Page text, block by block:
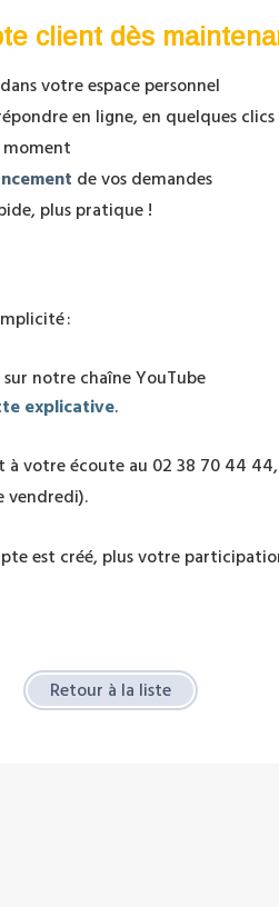
client dès
dans votre espace personnel
en ligne, en quelques clics
de vos demandes
plus pratique !
:
sur notre chaîne YouTube
explicative.
à votre écoute au 02 38 70 44
vendredi).
est créé, plus votre
Retour à la liste